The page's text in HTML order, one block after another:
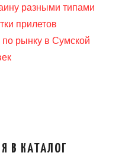
разными типами
прилетов
по рынку в Сумской
В КАТАЛОГ